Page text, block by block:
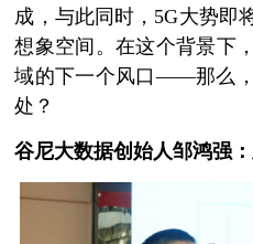
成，与此同时，5G大势即
想象空间。在这个背景下
域的下一个风口——那么
处？
谷尼大数据创始人邹鸿强：